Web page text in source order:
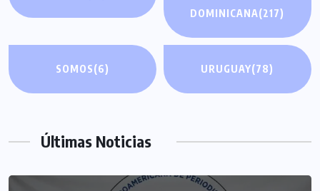
DOMINICANA(217)
SOMOS(6) URUGUAY(78)
Últimas Noticias